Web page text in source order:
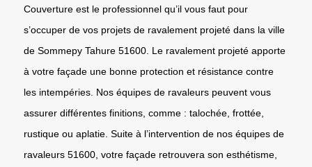
Couverture est le professionnel qu’il vous faut pour
s’occuper de vos projets de ravalement projeté dans la ville
de Sommepy Tahure 51600. Le ravalement projeté apporte
à votre façade une bonne protection et résistance contre
les intempéries. Nos équipes de ravaleurs peuvent vous
assurer différentes finitions, comme : talochée, frottée,
rustique ou aplatie. Suite à l’intervention de nos équipes de
ravaleurs 51600, votre façade retrouvera son esthétisme,